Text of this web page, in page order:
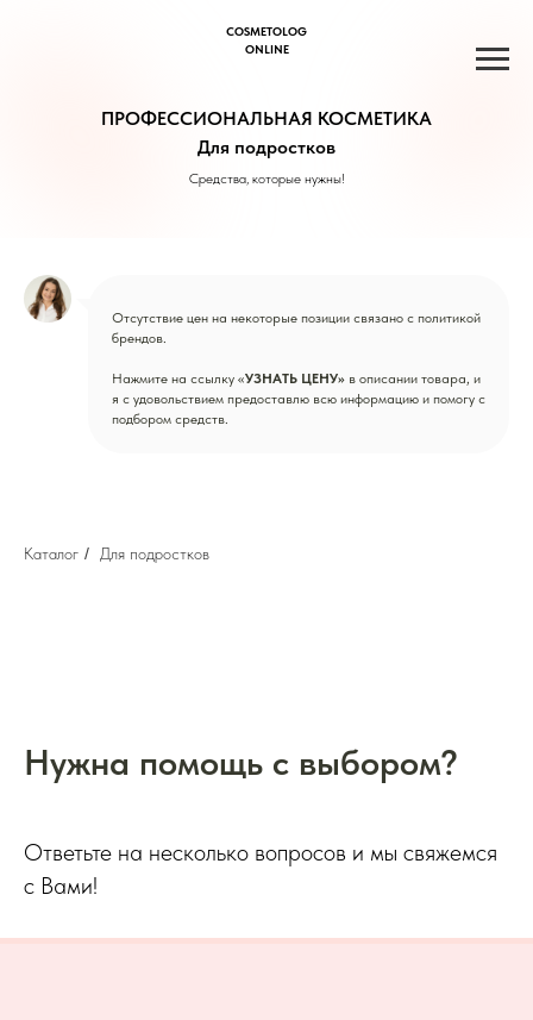
ПРОФЕССИОНАЛЬНАЯ КОСМЕТИКА
Для подростков
Средства, которые нужны!
COSMETOLOG
ONLINE
Отсутствие цен на некоторые позиции связано с политикой
брендов.
Нажмите на ссылку «УЗНАТЬ ЦЕНУ» в описании товара, и
я с удовольствием предоставлю всю информацию и помогу с
подбором средств.
Каталог / Для подростков
Нужна помощь с выбором?
Ответьте на несколько вопросов и мы свяжемся
с Вами!